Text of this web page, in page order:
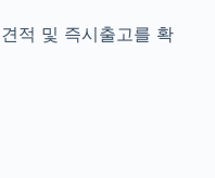
적 및 즉시출고를 확